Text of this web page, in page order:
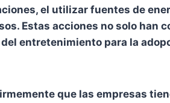
el utilizar fuentes de
Estas acciones no solo han
entretenimiento para la
que las empresas